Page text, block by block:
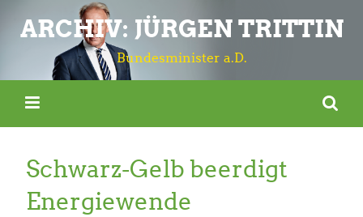
ARCHIV: JÜRGEN TRITTIN
Bundesminister a.D.
Schwarz-Gelb beerdigt
Energiewende